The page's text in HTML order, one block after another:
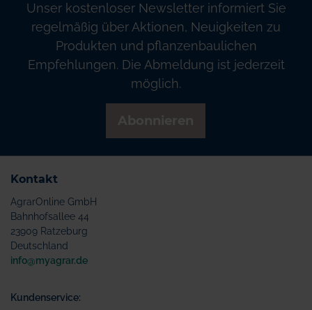
Unser kostenloser Newsletter informiert Sie
regelmäßig über Aktionen, Neuigkeiten zu
Produkten und pflanzenbaulichen
Empfehlungen. Die Abmeldung ist jederzeit
möglich.
Kontakt
AgrarOnline GmbH
Bahnhofsallee 44
23909 Ratzeburg
Deutschland
info@myagrar.de
Kundenservice: